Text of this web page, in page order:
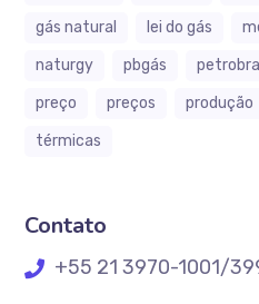
gás natural
lei do gás
naturgy
pbgás
preço
preços produção
térmicas
Contato
+55 21 3970-1001/